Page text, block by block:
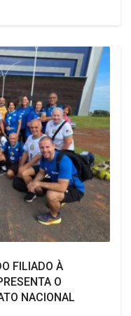
FILIADO À
O
NACIONAL